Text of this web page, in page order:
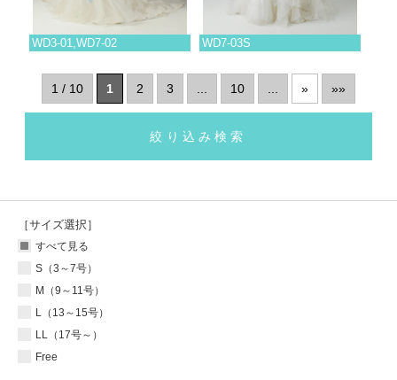
WD3-01,WD7-02 WD7-03S
1 / 10 1 2 3 10 » »»
絞り込み検索
［サイズ選択］
すべて見る
S（3～7号）
M（9～11号）
L（13～15号）
LL（17号～）
Free